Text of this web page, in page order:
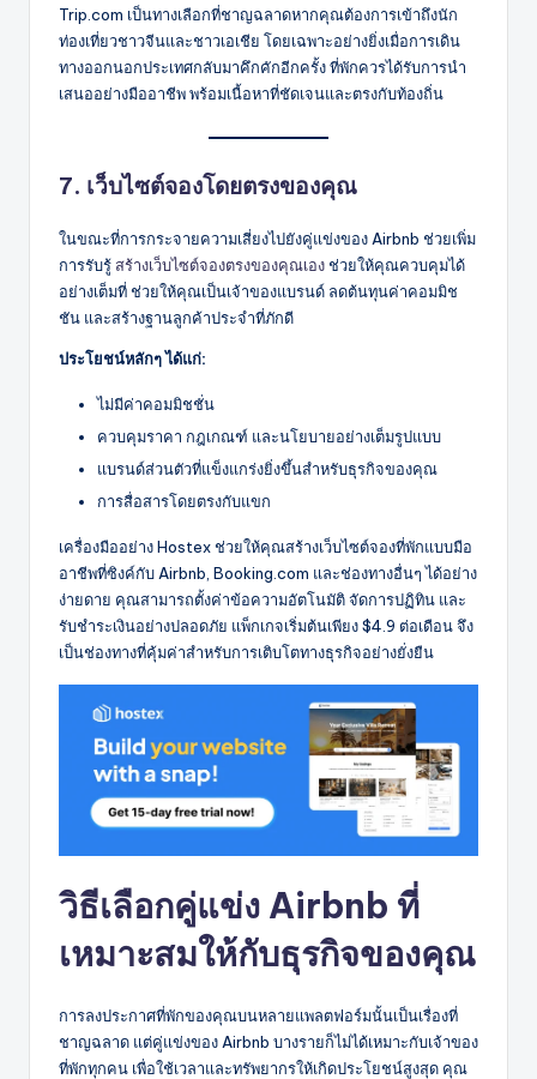
Trip.com เป็นทางเลือกที่ชาญฉลาดหากคุณต้องการเข้าถึงนัก
ท่องเที่ยวชาวจีนและชาวเอเชีย โดยเฉพาะอย่างยิ่งเมื่อการเดิน
ทางออกนอกประเทศกลับมาคึกคักอีกครั้ง ที่พักควรได้รับการนำ
เสนออย่างมืออาชีพ พร้อมเนื้อหาที่ชัดเจนและตรงกับท้องถิ่น
7. เว็บไซต์จองโดยตรงของคุณ
ในขณะที่การกระจายความเสี่ยงไปยังคู่แข่งของ Airbnb ช่วยเพิ่ม
การรับรู้ สร้างเว็บไซต์จองตรงของคุณเองช่วยให้คุณควบคุมได้
อย่างเต็มที่ ช่วยให้คุณเป็นเจ้าของแบรนด์ ลดต้นทุนค่าคอมมิช
ชัน และสร้างฐานลูกค้าประจำที่ภักดี
ประโยชน์หลักๆ ได้แก่:
ไม่มีค่าคอมมิชชั่น
ควบคุมราคา กฎเกณฑ์ และนโยบายอย่างเต็มรูปแบบ
แบรนด์ส่วนตัวที่แข็งแกร่งยิ่งขึ้นสำหรับธุรกิจของคุณ
การสื่อสารโดยตรงกับแขก
เครื่องมืออย่าง Hostex ช่วยให้คุณสร้างเว็บไซต์จองที่พักแบบมือ
อาชีพที่ซิงค์กับ Airbnb, Booking.com และช่องทางอื่นๆ ได้อย่าง
ง่ายดาย คุณสามารถตั้งค่าข้อความอัตโนมัติ จัดการปฏิทิน และ
รับชำระเงินอย่างปลอดภัย แพ็กเกจเริ่มต้นเพียง $4.9 ต่อเดือน จึง
เป็นช่องทางที่คุ้มค่าสำหรับการเติบโตทางธุรกิจอย่างยั่งยืน
วิธีเลือกคู่แข่ง Airbnb ที่
เหมาะสมให้กับธุรกิจของคุณ
การลงประกาศที่พักของคุณบนหลายแพลตฟอร์มนั้นเป็นเรื่องที่
ชาญฉลาด แต่คู่แข่งของ Airbnb บางรายก็ไม่ได้เหมาะกับเจ้าของ
ที่พักทุกคน เพื่อใช้เวลาและทรัพยากรให้เกิดประโยชน์สูงสุด คุณ